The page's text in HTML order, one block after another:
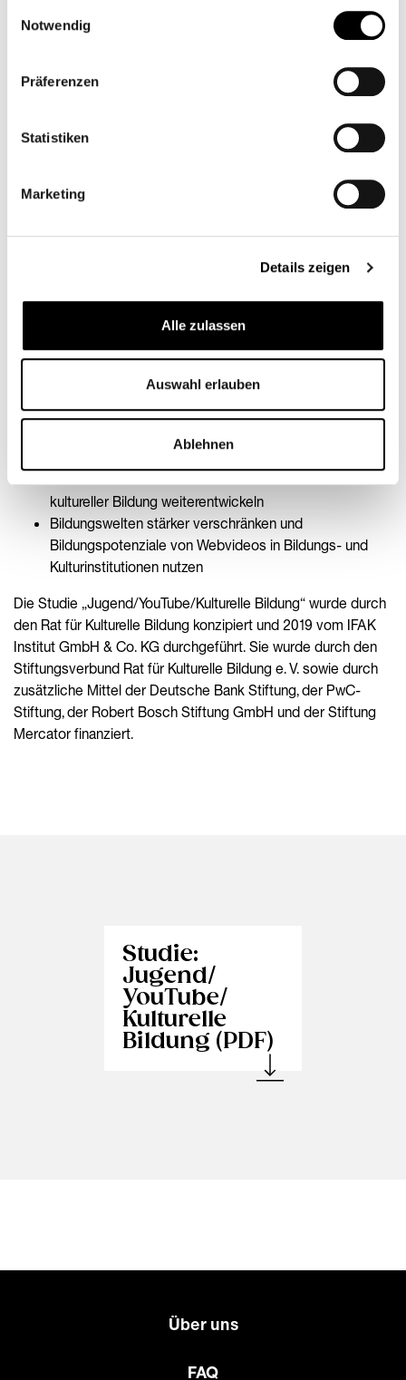
Notwendig
Präferenzen
Statistiken
Marketing
Details zeigen
Alle zulassen
Auswahl erlauben
Ablehnen
Das interaktive Potenzial von YouTube zeigt sich auch darin,
dass es für die wenigsten jungen YouTube-Nutzer:innen beim
Plattform, um Videos mit Freund:innen zu besprechen oder zu
teilen, 22 Prozent erstellen selbst Videos und 15 Prozent
laden Videos bei YouTube hoch. Zudem finden Jugendliche
dort Inspiration für eigene kulturelle Aktivitäten und
Videos zu Tanz und Gaming auf. Hier zeigen sich ausgeprägte
geschlechterspezifische Präferenzen.
Der Rat für Kulturelle Bildung spricht unter anderem folgende
Empfehlungen für die Politik und (kultur-)pädagogische Praxis
Digitalisierung als Aufgabe und Gegenstand der
kulturellen Bildung verstehen
kulturelle Teilhabe nutzen und Formate und Inhalte
kultureller Bildung weiterentwickeln
Bildungswelten stärker verschränken und
Bildungspotenziale von Webvideos in Bildungs- und
Kulturinstitutionen nutzen
Die Studie „Jugend/YouTube/Kulturelle Bildung“ wurde durch
den Rat für Kulturelle Bildung konzipiert und 2019 vom IFAK
Institut GmbH & Co. KG durchgeführt. Sie wurde durch den
Stiftungsverbund Rat für Kulturelle Bildung e. V. sowie durch
zusätzliche Mittel der Deutsche Bank Stiftung, der PwC-
Stiftung, der Robert Bosch Stiftung GmbH und der Stiftung
Mercator finanziert.
Studie:
Jugend/​
YouTube/​
Kulturelle
Bildung (PDF)
Über uns
FAQ